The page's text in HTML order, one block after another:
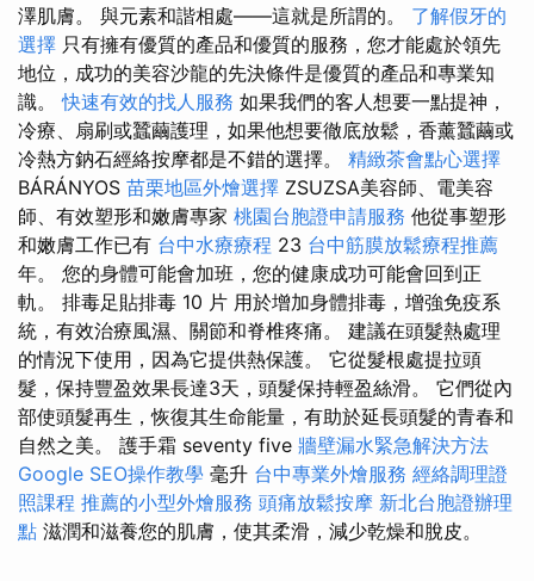
澤肌膚。 與元素和諧相處——這就是所謂的。 了解假牙的
選擇 只有擁有優質的產品和優質的服務，您才能處於領先
地位，成功的美容沙龍的先決條件是優質的產品和專業知
識。快速有效的找人服務 如果我們的客人想要一點提神，
冷療、扇刷或蠶繭護理，如果他想要徹底放鬆，香薰蠶繭或
冷熱方鈉石經絡按摩都是不錯的選擇。 精緻茶會點心選擇
BÁRÁNYOS 苗栗地區外燴選擇 ZSUZSA美容師、電美容
師、有效塑形和嫩膚專家 桃園台胞證申請服務 他從事塑形
和嫩膚工作已有 台中水療療程 23 台中筋膜放鬆療程推薦
年。 您的身體可能會加班，您的健康成功可能會回到正
軌。 排毒足貼排毒 10 片 用於增加身體排毒，增強免疫系
統，有效治療風濕、關節和脊椎疼痛。 建議在頭髮熱處理
的情況下使用，因為它提供熱保護。 它從髮根處提拉頭
髮，保持豐盈效果長達3天，頭髮保持輕盈絲滑。 它們從內
部使頭髮再生，恢復其生命能量，有助於延長頭髮的青春和
自然之美。 護手霜 seventy five 牆壁漏水緊急解決方法
Google SEO操作教學 毫升 台中專業外燴服務 經絡調理證
照課程 推薦的小型外燴服務 頭痛放鬆按摩 新北台胞證辦理
點 滋潤和滋養您的肌膚，使其柔滑，減少乾燥和脫皮。